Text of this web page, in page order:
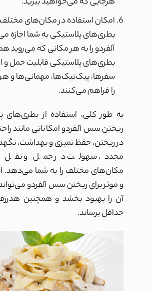
امکان استفاده در مکان‌های
بطری‌های پلاستیکی به شما
آلفردو را به هر مکانی که می‌روید
بطری‌های پلاستیکی قابلیت حمل و
سفرها، پیک‌نیک‌ها، مهمانی‌ها و
را فراهم می‌کنند.
به طور کلی، استفاده از بطری‌های
ریختن سس آلفردو امکاناتی مانند
در ریختن، حفظ تمیزی و بهداشت،
مجدد، سهولت در حمل و نقل و
مکان‌های مختلف را به شما می‌دهد.
و موثر برای ریختن سس آلفردو
آن را بهبود بخشد و همچنین
حداقل برساند.